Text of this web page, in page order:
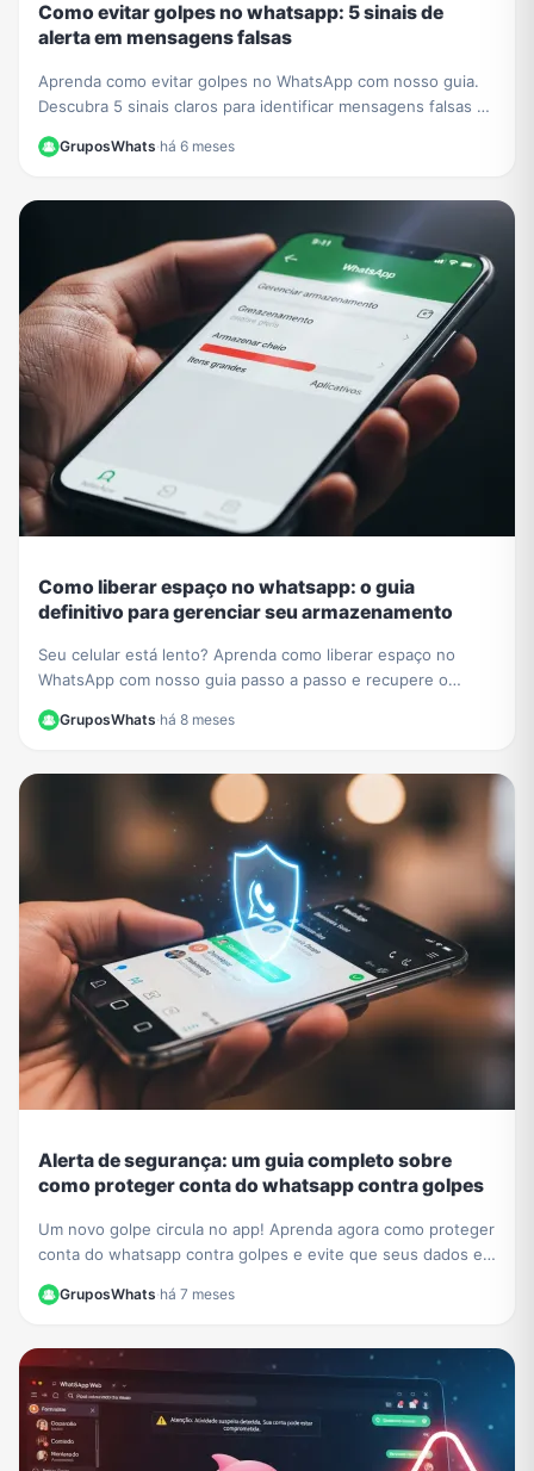
Como evitar golpes no whatsapp: 5 sinais de
alerta em mensagens falsas
Aprenda como evitar golpes no WhatsApp com nosso guia.
Descubra 5 sinais claros para identificar mensagens falsas e
GruposWhats·há 6 meses
Como liberar espaço no whatsapp: o guia
definitivo para gerenciar seu armazenamento
Seu celular está lento? Aprenda como liberar espaço no
WhatsApp com nosso guia passo a passo e recupere o
desempenho do seu aparelho hoje mesmo.
GruposWhats·há 8 meses
Alerta de segurança: um guia completo sobre
como proteger conta do whatsapp contra golpes
Um novo golpe circula no app! Aprenda agora como proteger
conta do whatsapp contra golpes e evite que seus dados e
GruposWhats·há 7 meses